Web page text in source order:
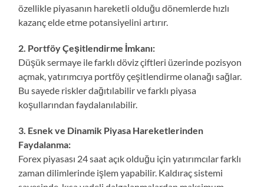
özellikle piyasanın hareketli olduğu dönemlerde hızlı
kazanç elde etme potansiyelini artırır.
2. Portföy Çeşitlendirme İmkanı:
Düşük sermaye ile farklı döviz çiftleri üzerinde pozisyon
açmak, yatırımcıya portföy çeşitlendirme olanağı sağlar.
Bu sayede riskler dağıtılabilir ve farklı piyasa
koşullarından faydalanılabilir.
3. Esnek ve Dinamik Piyasa Hareketlerinden
Faydalanma:
Forex piyasası 24 saat açık olduğu için yatırımcılar farklı
zaman dilimlerinde işlem yapabilir. Kaldıraç sistemi